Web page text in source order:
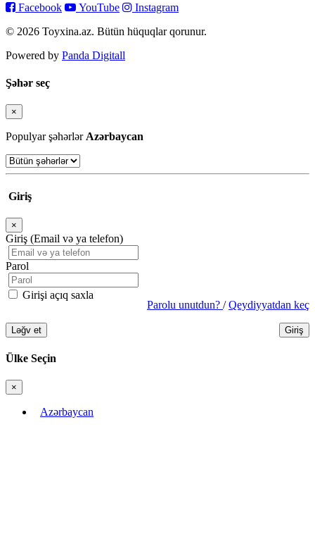
Facebook YouTube
Instagram
© 2026 Toyxina.az. Bütün hüquqlar qorunur.
Powered by Panda Digitall
Şəhər seç
×
Bağla
Populyar şəhərlər Azərbaycan
Giriş
×
Bağla
Giriş (Email və ya telefon)
Parol
Girişi açıq saxla
Parolu unutdun? /Qeydiyyatdan keç
Ləğv et Giriş
Ülke Seçin
×
Bağla
Azərbaycan